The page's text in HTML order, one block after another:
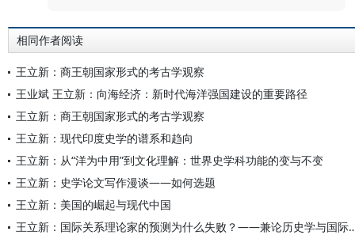
相同作者阅读
王立新：商王朝国家形式的考古学观察
王业斌 王立新：向海经济：新时代海洋强国建设的重要路径
王立新：商王朝国家形式的考古学观察
王立新：现代印度史学的谱系和趋向
王立新：从“洋为中用”到文化理解：世界史学科功能的变与不变
王立新：史学论文写作漫谈——如何选题
王立新：美国的崛起与现代中国
王立新：国际关系理论家的预测为